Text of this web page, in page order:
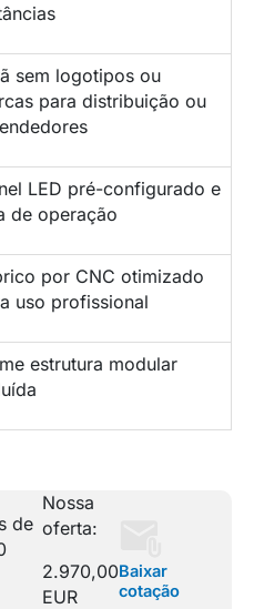
sem logotipos ou
para distribuição ou
LED pré-configurado e
de operação
por CNC otimizado
uso profissional
estrutura modular
de
Nossa
oferta:
2.970,00
EUR
Baixar
cotação